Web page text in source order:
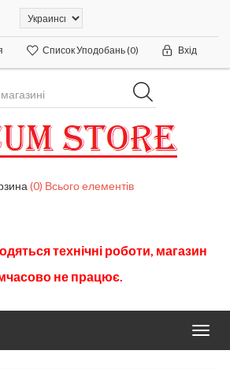
Список Уподобань(0) Вхід
(0) Всього елементів
технічні роботи, магазин
не працює.